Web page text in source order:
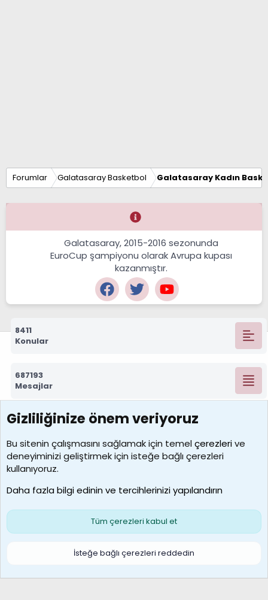
Forumlar Galatasaray Basketbol Galatasaray Kadın
Galatasaray, 2015-2016 sezonunda
EuroCup şampiyonu olarak Avrupa kupası
kazanmıştır.
8411
Konular
687193
Mesajlar
7388
Kullanıcılar
borabekirogluu
Son üye
Çerezler
S
Gizliliğinize önem veriyoruz
Bu sitenin çalışmasını sağlamak için temelçerezlerive
deneyiminizi geliştirmek için isteğe bağlı çerezleri
kullanıyoruz.
Daha fazla bilgi edinin ve tercihlerinizi yapılandırın
Tüm çerezleri kabul et
İsteğe bağlı çerezleri reddedin